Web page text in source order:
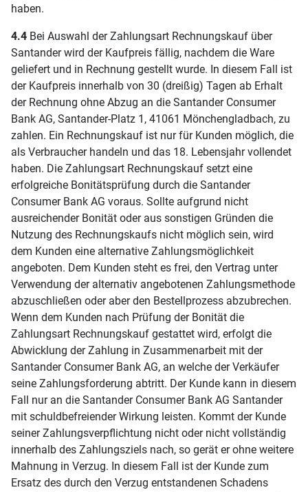
haben.
4.4 Bei Auswahl der Zahlungsart Rechnungskauf über
Santander wird der Kaufpreis fällig, nachdem die Ware
geliefert und in Rechnung gestellt wurde. In diesem Fall ist
der Kaufpreis innerhalb von 30 (dreißig) Tagen ab Erhalt
der Rechnung ohne Abzug an die Santander Consumer
Bank AG, Santander-Platz 1, 41061 Mönchengladbach, zu
zahlen. Ein Rechnungskauf ist nur für Kunden möglich, die
als Verbraucher handeln und das 18. Lebensjahr vollendet
haben. Die Zahlungsart Rechnungskauf setzt eine
erfolgreiche Bonitätsprüfung durch die Santander
Consumer Bank AG voraus. Sollte aufgrund nicht
ausreichender Bonität oder aus sonstigen Gründen die
Nutzung des Rechnungskaufs nicht möglich sein, wird
dem Kunden eine alternative Zahlungsmöglichkeit
angeboten. Dem Kunden steht es frei, den Vertrag unter
Verwendung der alternativ angebotenen Zahlungsmethode
abzuschließen oder aber den Bestellprozess abzubrechen.
Wenn dem Kunden nach Prüfung der Bonität die
Zahlungsart Rechnungskauf gestattet wird, erfolgt die
Abwicklung der Zahlung in Zusammenarbeit mit der
Santander Consumer Bank AG, an welche der Verkäufer
seine Zahlungsforderung abtritt. Der Kunde kann in diesem
Fall nur an die Santander Consumer Bank AG Santander
mit schuldbefreiender Wirkung leisten. Kommt der Kunde
seiner Zahlungsverpflichtung nicht oder nicht vollständig
innerhalb des Zahlungsziels nach, so gerät er ohne weitere
Mahnung in Verzug. In diesem Fall ist der Kunde zum
Ersatz des durch den Verzug entstandenen Schadens